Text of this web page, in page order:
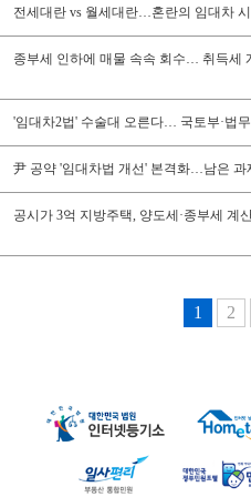
전세대란 vs 월세대란…혼란의 임대차 시
종부세 인하에 매물 속속 회수… 취득세
'임대차2법' 수술대 오른다… 국토부·법
尹 공약 '임대차법 개선' 본격화…남은 과
공시가 3억 지방주택, 양도세·종부세 계
1 2